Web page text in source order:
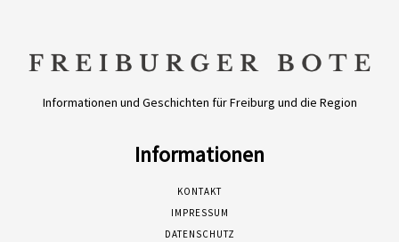
Informationen und Geschichten für Freiburg und die Region
Informationen
KONTAKT
IMPRESSUM
DATENSCHUTZ